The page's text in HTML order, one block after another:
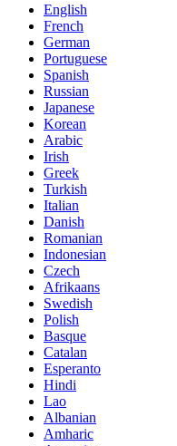
English
French
German
Portuguese
Spanish
Russian
Japanese
Korean
Arabic
Irish
Greek
Turkish
Italian
Danish
Romanian
Indonesian
Czech
Afrikaans
Swedish
Polish
Basque
Catalan
Esperanto
Hindi
Lao
Albanian
Amharic